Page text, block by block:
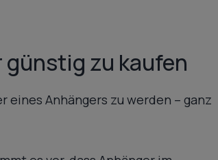
zu kaufen
eines Anhängers zu werden – ganz